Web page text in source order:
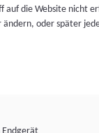
die Website nicht
oder später
Endgerät